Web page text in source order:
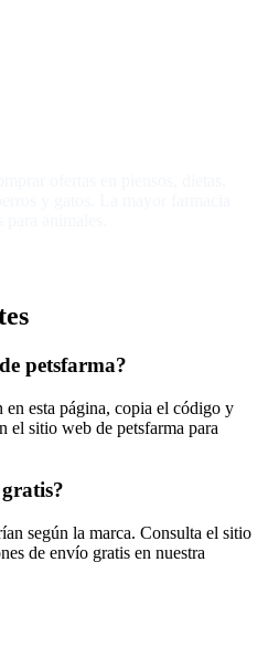
petsfarma?
esta página, copia el código y
el sitio web de petsfarma para
según la marca. Consulta el sitio
de envío gratis en nuestra